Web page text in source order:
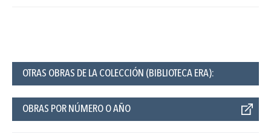
OTRAS OBRAS DE LA COLECCIÓN (BIBLIOTECA ERA):
OBRAS POR NÚMERO O AÑO